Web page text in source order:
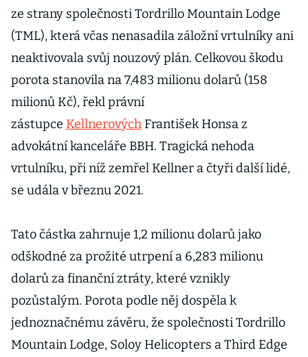
ze strany společnosti Tordrillo Mountain Lodge
(TML), která včas nenasadila záložní vrtulníky ani
neaktivovala svůj nouzový plán. Celkovou škodu
porota stanovila na 7,483 milionu dolarů (158
milionů Kč), řekl právní
zástupce KellnerovýchFrantišek Honsa z
advokátní kanceláře BBH. Tragická nehoda
vrtulníku, při níž zemřel Kellner a čtyři další lidé,
se udála v březnu 2021.
Tato částka zahrnuje 1,2 milionu dolarů jako
odškodné za prožité utrpení a 6,283 milionu
dolarů za finanční ztráty, které vznikly
pozůstalým. Porota podle něj dospěla k
jednoznačnému závěru, že společnosti Tordrillo
Mountain Lodge, Soloy Helicopters a Third Edge